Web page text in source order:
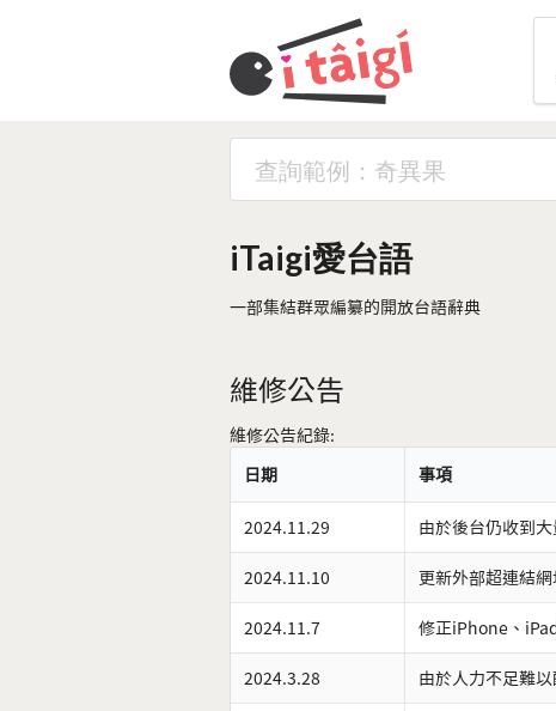
iTaigi愛台語
一部集結群眾編纂的開放台語辭典
維修公告
維修公告紀錄:
日期
事項
2024.11.29 由於後台仍收到
2024.11.10 更新外部超連結網
2024.11.7 修正iPhone、
2024.3.28 由於人力不足難